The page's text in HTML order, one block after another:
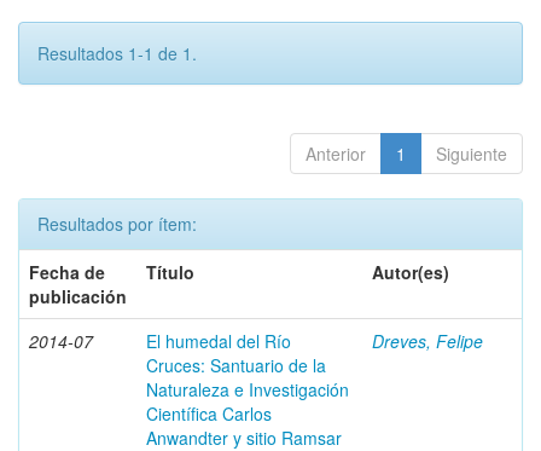
Resultados 1-1 de 1.
Anterior 1 Siguiente
Resultados por ítem:
Fecha de
publicación
Título Autor(es)
2014-07
El humedal del Río
Cruces: Santuario de la
Naturaleza e Investigación
Científica Carlos
Anwandter y sitio Ramsar
Dreves, Felipe